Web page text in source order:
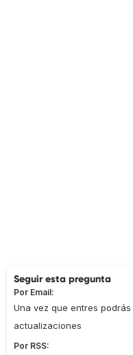
Seguir esta pregunta
Por Email:
Una vez que entres
actualizaciones
Por RSS: